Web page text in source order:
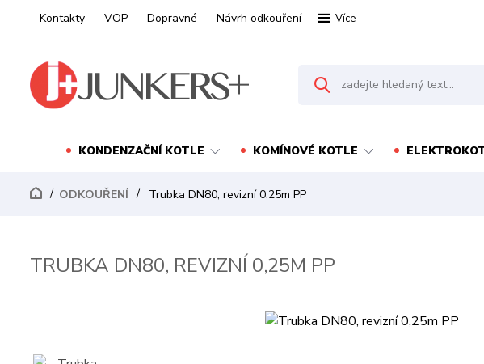
Kontakty VOP Dopravné Návrh odkouření Více
KONDENZAČNÍ KOTLE KOMÍNOVÉ KOTLE
ODKOUŘENÍ Trubka DN80, revizní 0,25m PP
TRUBKA DN80, REVIZNÍ 0,25M PP